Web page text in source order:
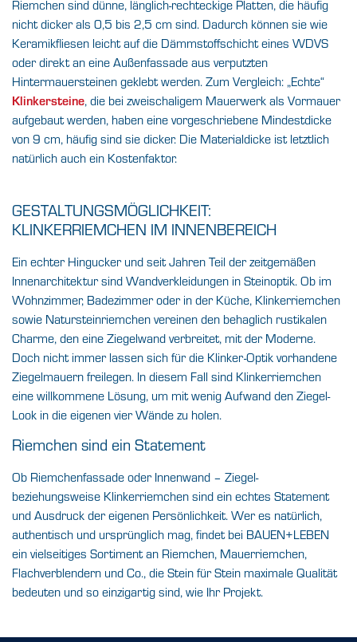
Riemchen sind dünne, länglich-rechteckige Platten, die häufig
nicht dicker als 0,5 bis 2,5 cm sind. Dadurch können sie wie
Keramikfliesen leicht auf die Dämmstoffschicht eines WDVS
oder direkt an eine Außenfassade aus verputzten
Hintermauersteinen geklebt werden. Zum Vergleich: „Echte“
Klinkersteine, die bei zweischaligem Mauerwerk als Vormauer
aufgebaut werden, haben eine vorgeschriebene Mindestdicke
von 9 cm, häufig sind sie dicker. Die Materialdicke ist letztlich
natürlich auch ein Kostenfaktor.
GESTALTUNGSMÖGLICHKEIT:
KLINKERRIEMCHEN IM INNENBEREICH
Ein echter Hingucker und seit Jahren Teil der zeitgemäßen
Innenarchitektur sind Wandverkleidungen in Steinoptik. Ob im
Wohnzimmer, Badezimmer oder in der Küche, Klinkerriemchen
sowie Natursteinriemchen vereinen den behaglich rustikalen
Charme, den eine Ziegelwand verbreitet, mit der Moderne.
Doch nicht immer lassen sich für die Klinker-Optik vorhandene
Ziegelmauern freilegen. In diesem Fall sind Klinkerriemchen
eine willkommene Lösung, um mit wenig Aufwand den Ziegel-
Look in die eigenen vier Wände zu holen.
Riemchen sind ein Statement
Ob Riemchenfassade oder Innenwand – Ziegel-
beziehungsweise Klinkerriemchen sind ein echtes Statement
und Ausdruck der eigenen Persönlichkeit. Wer es natürlich,
authentisch und ursprünglich mag, findet bei BAUEN+LEBEN
ein vielseitiges Sortiment an Riemchen, Mauerriemchen,
Flachverblendern und Co., die Stein für Stein maximale Qualität
bedeuten und so einzigartig sind, wie Ihr Projekt.